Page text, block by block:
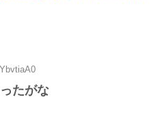
たがな